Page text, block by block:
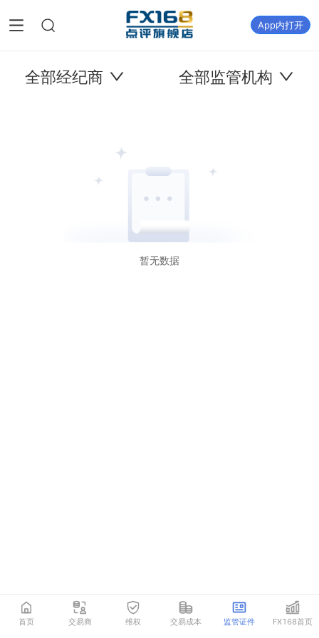
App内打开
全部经纪商 全部监管机构
暂无数据
首页 交易商 维权 交易成本 监管证件 FX168首页